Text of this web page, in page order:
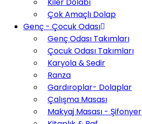
Çok Amaçlı Dolap
Genç - Çocuk Odası
Genç Odası Takımları
Çocuk Odası Takımları
Karyola & Sedir
Ranza
Gardıroplar- Dolaplar
Çalışma Masası
Makyaj Masası - Şifonyer